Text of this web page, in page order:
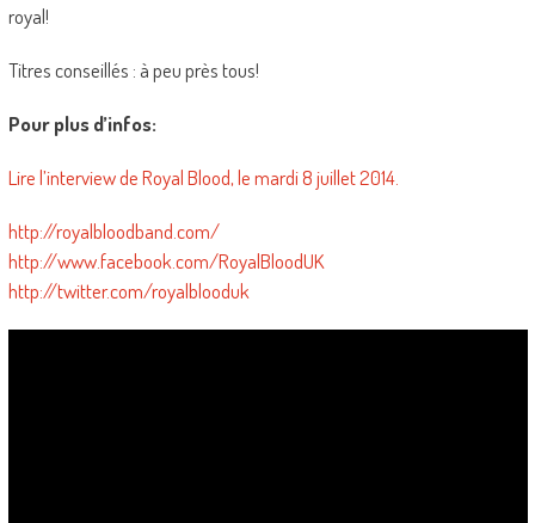
royal!
Titres conseillés : à peu près tous!
Pour plus d’infos:
Lire l’interview de Royal Blood, le mardi 8 juillet 2014.
http://royalbloodband.com/
http://www.facebook.com/RoyalBloodUK
http://twitter.com/royalblooduk